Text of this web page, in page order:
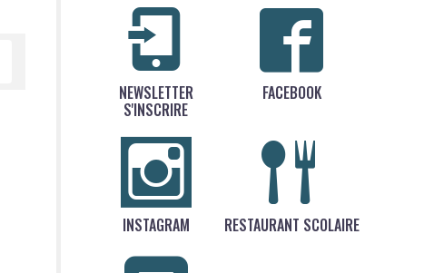
NEWSLETTER
S'INSCRIRE
FACEBOOK
INSTAGRAM RESTAURANT SCOLAIRE